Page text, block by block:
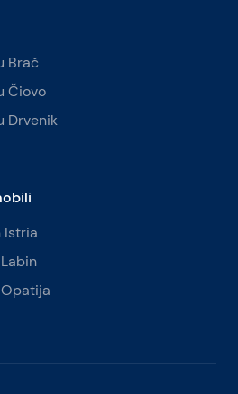
Brač
Čiovo
Drvenik
Istria